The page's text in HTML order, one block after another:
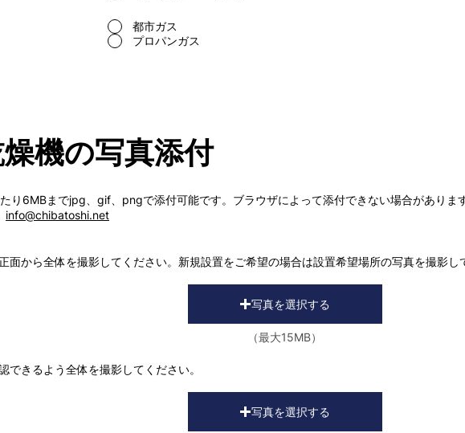
都市ガス
プロパンガス
り6MBまでjpg、gif、pngで添付可能です。ブラウザによって添付できない場合がありま
info@chibatoshi.net
機の写真添付
から全体を撮影してください。新規設置をご希望の場合は設置希望場所の写真を撮影し
写真を選択する
（最大15MB）
きるよう全体を撮影してください。
写真を選択する